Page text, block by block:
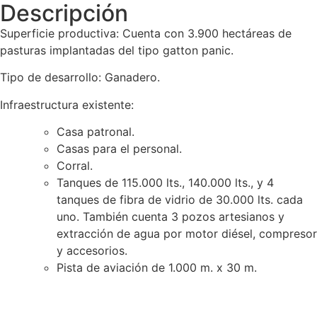
Descripción
Superficie productiva: Cuenta con 3.900 hectáreas de
pasturas implantadas del tipo gatton panic.
Tipo de desarrollo: Ganadero.
Infraestructura existente:
Casa patronal.
Casas para el personal.
Corral.
Tanques de 115.000 lts., 140.000 lts., y 4
tanques de fibra de vidrio de 30.000 lts. cada
uno. También cuenta 3 pozos artesianos y
extracción de agua por motor diésel, compresor
y accesorios.
Pista de aviación de 1.000 m. x 30 m.